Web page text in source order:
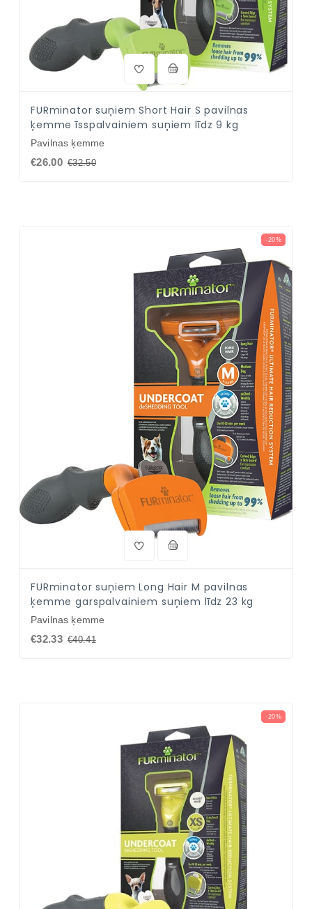
FURminator suņiem Short Hair S pavilnas
ķemme īsspalvainiem suņiem līdz 9 kg
Pavilnas ķemme
€26.00 €32.50
-20%
FURminator suņiem Long Hair M pavilnas
ķemme garspalvainiem suņiem līdz 23 kg
Pavilnas ķemme
€32.33 €40.41
-20%